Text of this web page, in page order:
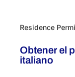
Residence
Obtener el
italiano